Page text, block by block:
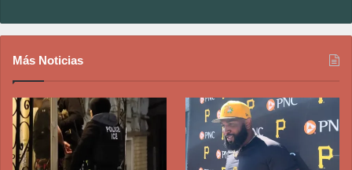
Más Noticias